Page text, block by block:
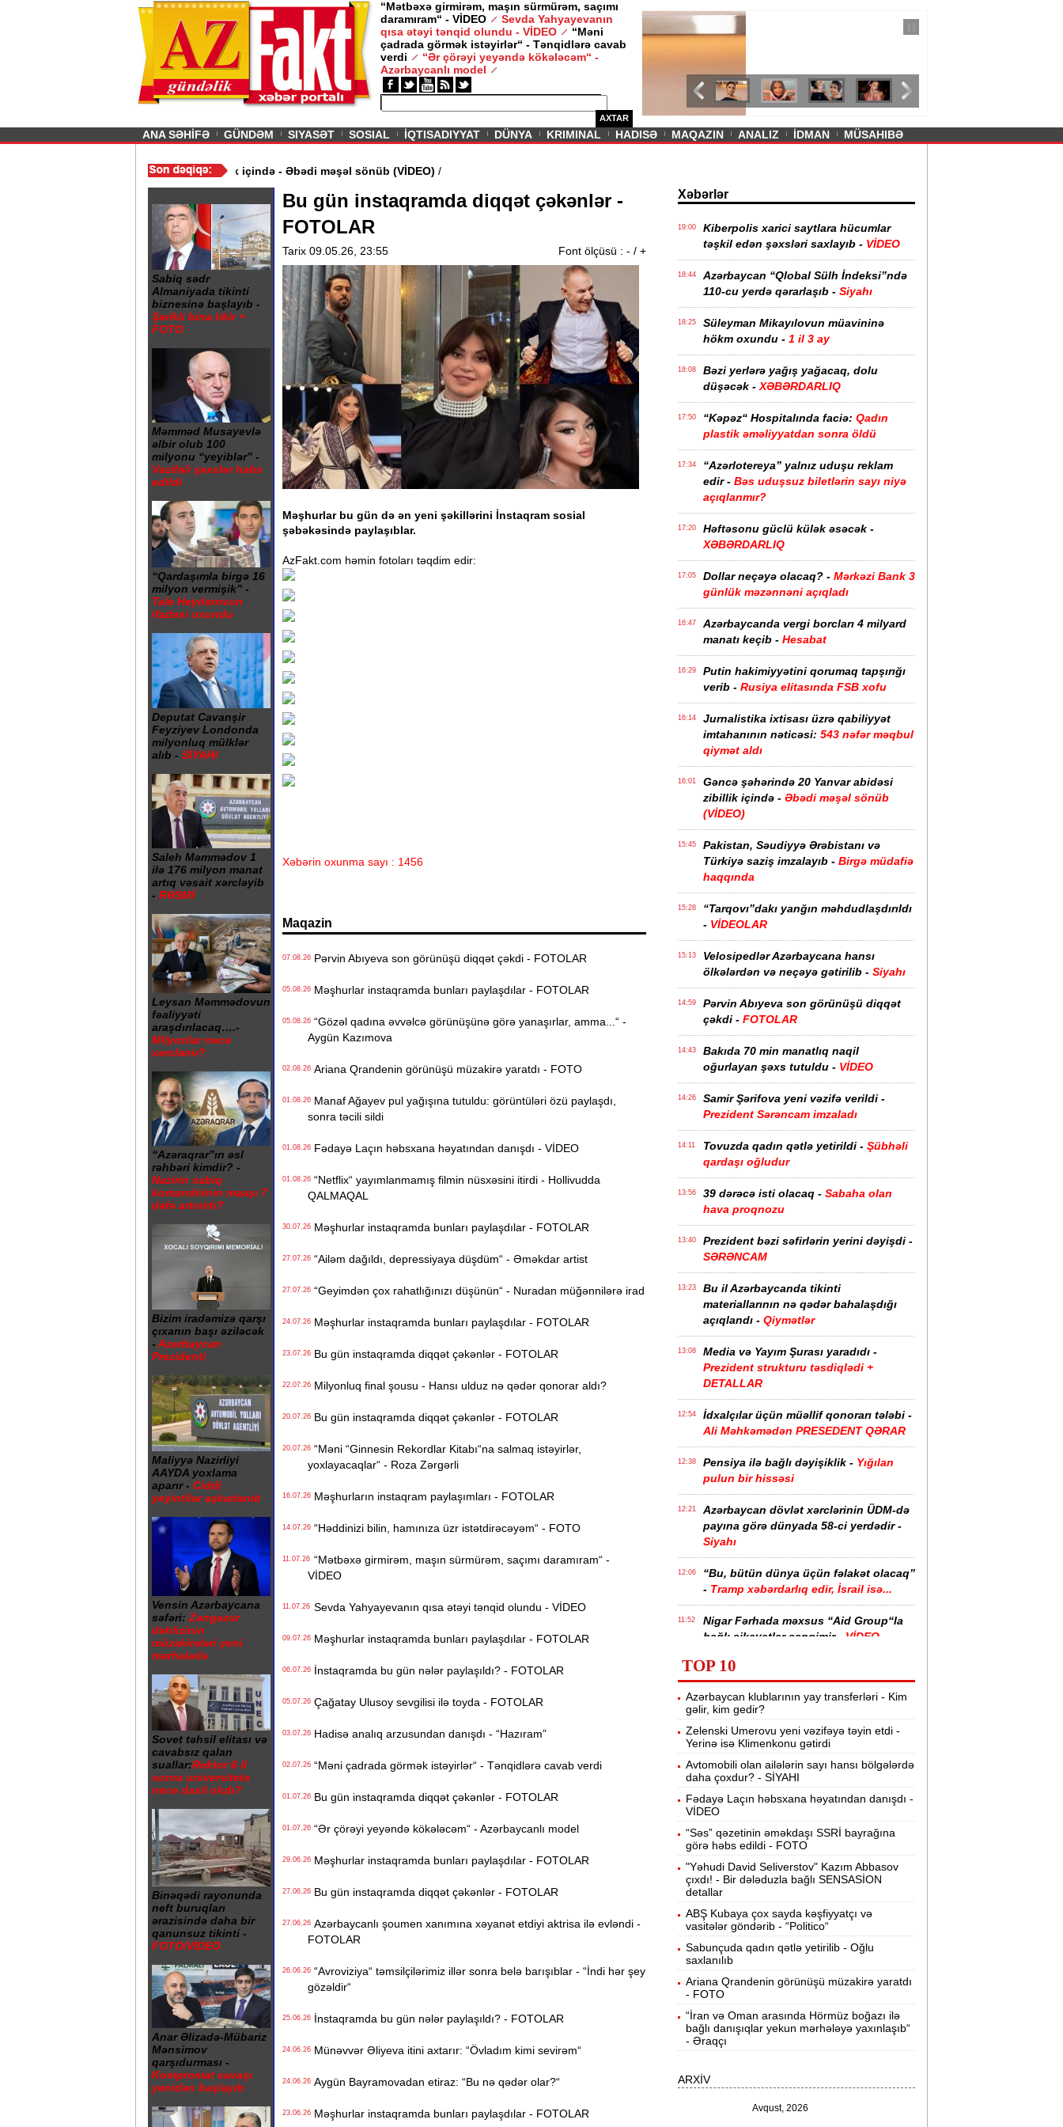
“Mətbəxə girmirəm, maşın sürmürəm, saçımı
daramıram“ - VİDEO
Sevda Yahyayevanın
qısa ətəyi tənqid olundu - VİDEO
“Məni
çadrada görmək istəyirlər“ - Tənqidlərə cavab
verdi
“Ər çörəyi yeyəndə kökələcəm“ -
Azərbaycanlı model
AXTAR
— 11 İyul 2026
Previous
ANA SƏHİFƏ GÜNDƏM SIYASƏT SOSIAL İQTISADIYYAT DÜNYA KRIMINAL HADISƏ MAQAZIN ANALIZ İDMAN MÜSAHIBƏ
Gəncə şəhərində 20 Yanvar abidəsi zibillik içində - Əbədi məşəl sönüb (VİDEO)
Sabiq sədr
Almaniyada tikinti
biznesinə başlayıb -
Şərikli bina tikir +
FOTO
Məmməd Musayevlə
əlbir olub 100
milyonu “yeyiblər” -
Vəzifəli şəxslər həbs
edildi
“Qardaşımla birgə 16
milyon vermişik” -
Tale Heydərovun
ifadəsi oxundu
Deputat Cavanşir
Feyziyev Londonda
milyonluq mülklər
alıb - SİYAHI
Saleh Məmmədov 1
ilə 176 milyon manat
artıq vəsait xərcləyib
- RƏSMİ
Leysan Məmmədovun
fəaliyyəti
araşdırılacaq….-
Milyonlar necə
xərclənir?
“Azəraqrar”ın əsl
rəhbəri kimdir? -
Nazirin sabiq
komandirinin maaşı 7
dəfə artırılıb?
Bizim iradəmizə qarşı
çıxanın başı əziləcək
- Azərbaycan
Prezidenti
Maliyyə Nazirliyi
AAYDA yoxlama
aparır - Ciddi
yeyintilər aşkarlanıb
Vensin Azərbaycana
səfəri: Zəngəzur
dəhlizinin
müzakirələri yeni
mərhələdə
Sovet təhsil elitası və
cavabsız qalan
suallar:Rektor 6 il
sonra universitetə
necə daxil olub?
Binəqədi rayonunda
neft buruqları
ərazisində daha bir
qanunsuz tikinti -
FOTO/VİDEO
Anar Əlizadə-Mübariz
Mənsimov
qarşıdurması -
Kompromat savaşı
yenidən başlayıb
Bu gün instaqramda diqqət çəkənlər -
FOTOLAR
Tarix 09.05.26, 23:55 Font ölçüsü : - / +
Məşhurlar bu gün də ən yeni şəkillərini İnstaqram sosial
şəbəkəsində paylaşıblar.
AzFakt.com həmin fotoları təqdim edir:
Xəbərin oxunma sayı : 1456
Maqazin
07.08.26Pərvin Abıyeva son görünüşü diqqət çəkdi - FOTOLAR
05.08.26Məşhurlar instaqramda bunları paylaşdılar - FOTOLAR
05.08.26“Gözəl qadına əvvəlcə görünüşünə görə yanaşırlar, amma...“ -
Aygün Kazımova
02.08.26Ariana Qrandenin görünüşü müzakirə yaratdı - FOTO
01.08.26Manaf Ağayev pul yağışına tutuldu: görüntüləri özü paylaşdı,
sonra təcili sildi
01.08.26Fədayə Laçın həbsxana həyatından danışdı - VİDEO
01.08.26“Netflix“ yayımlanmamış filmin nüsxəsini itirdi - Hollivudda
QALMAQAL
30.07.26Məşhurlar instaqramda bunları paylaşdılar - FOTOLAR
27.07.26“Ailəm dağıldı, depressiyaya düşdüm“ - Əməkdar artist
27.07.26“Geyimdən çox rahatlığınızı düşünün“ - Nuradan müğənnilərə irad
24.07.26Məşhurlar instaqramda bunları paylaşdılar - FOTOLAR
23.07.26Bu gün instaqramda diqqət çəkənlər - FOTOLAR
22.07.26Milyonluq final şousu - Hansı ulduz nə qədər qonorar aldı?
20.07.26Bu gün instaqramda diqqət çəkənlər - FOTOLAR
20.07.26“Məni “Ginnesin Rekordlar Kitabı“na salmaq istəyirlər,
yoxlayacaqlar“ - Roza Zərgərli
16.07.26Məşhurların instaqram paylaşımları - FOTOLAR
14.07.26“Həddinizi bilin, hamınıza üzr istətdirəcəyəm“ - FOTO
11.07.26“Mətbəxə girmirəm, maşın sürmürəm, saçımı daramıram“ -
VİDEO
11.07.26Sevda Yahyayevanın qısa ətəyi tənqid olundu - VİDEO
09.07.26Məşhurlar instaqramda bunları paylaşdılar - FOTOLAR
06.07.26İnstaqramda bu gün nələr paylaşıldı? - FOTOLAR
05.07.26Çağatay Ulusoy sevgilisi ilə toyda - FOTOLAR
03.07.26Hadisə analıq arzusundan danışdı - “Hazıram”
02.07.26“Məni çadrada görmək istəyirlər“ - Tənqidlərə cavab verdi
01.07.26Bu gün instaqramda diqqət çəkənlər - FOTOLAR
01.07.26“Ər çörəyi yeyəndə kökələcəm“ - Azərbaycanlı model
29.06.26Məşhurlar instaqramda bunları paylaşdılar - FOTOLAR
27.06.26Bu gün instaqramda diqqət çəkənlər - FOTOLAR
27.06.26Azərbaycanlı şoumen xanımına xəyanət etdiyi aktrisa ilə evləndi -
FOTOLAR
26.06.26“Avroviziya“ təmsilçilərimiz illər sonra belə barışıblar - “İndi hər şey
gözəldir“
25.06.26İnstaqramda bu gün nələr paylaşıldı? - FOTOLAR
24.06.26Münəvvər Əliyeva itini axtarır: “Övladım kimi sevirəm“
24.06.26Aygün Bayramovadan etiraz: “Bu nə qədər olar?“
23.06.26Məşhurlar instaqramda bunları paylaşdılar - FOTOLAR
Xəbərlər
19:00
Kiberpolis xarici saytlara hücumlar
təşkil edən şəxsləri saxlayıb - VİDEO
18:44
Azərbaycan “Qlobal Sülh İndeksi”ndə
110-cu yerdə qərarlaşıb - Siyahı
18:25
Süleyman Mikayılovun müavininə
hökm oxundu - 1 il 3 ay
18:08
Bəzi yerlərə yağış yağacaq, dolu
düşəcək - XƏBƏRDARLIQ
17:50 “Kəpəz“ Hospitalında faciə: Qadın
plastik əməliyyatdan sonra öldü
17:34
“Azərlotereya” yalnız uduşu reklam
edir - Bəs uduşsuz biletlərin sayı niyə
açıqlanmır?
17:20
Həftəsonu güclü külək əsəcək -
XƏBƏRDARLIQ
17:05 Dollar neçəyə olacaq? - Mərkəzi Bank 3
günlük məzənnəni açıqladı
16:47
Azərbaycanda vergi borcları 4 milyard
manatı keçib - Hesabat
16:29
Putin hakimiyyətini qorumaq tapşırığı
verib - Rusiya elitasında FSB xofu
16:14
Jurnalistika ixtisası üzrə qabiliyyət
imtahanının nəticəsi: 543 nəfər məqbul
qiymət aldı
16:01
Gəncə şəhərində 20 Yanvar abidəsi
zibillik içində - Əbədi məşəl sönüb
(VİDEO)
15:45
Pakistan, Səudiyyə Ərəbistanı və
Türkiyə saziş imzalayıb - Birgə müdafiə
haqqında
15:28
“Tarqovı”dakı yanğın məhdudlaşdırıldı
- VİDEOLAR
15:13
Velosipedlər Azərbaycana hansı
ölkələrdən və neçəyə gətirilib - Siyahı
14:59
Pərvin Abıyeva son görünüşü diqqət
çəkdi - FOTOLAR
14:43
Bakıda 70 min manatlıq naqil
oğurlayan şəxs tutuldu - VİDEO
14:26
Samir Şərifova yeni vəzifə verildi -
Prezident Sərəncam imzaladı
14:11 Tovuzda qadın qətlə yetirildi - Şübhəli
qardaşı oğludur
13:56 39 dərəcə isti olacaq - Sabaha olan
hava proqnozu
13:40
Prezident bəzi səfirlərin yerini dəyişdi -
SƏRƏNCAM
13:23
Bu il Azərbaycanda tikinti
materiallarının nə qədər bahalaşdığı
açıqlandı - Qiymətlər
13:08
Media və Yayım Şurası yaradıdı -
Prezident strukturu təsdiqlədi +
DETALLAR
12:54
İdxalçılar üçün müəllif qonorarı tələbi -
Ali Məhkəmədən PRESEDENT QƏRAR
12:38 Pensiya ilə bağlı dəyişiklik - Yığılan
pulun bir hissəsi
12:21
Azərbaycan dövlət xərclərinin ÜDM-də
payına görə dünyada 58-ci yerdədir -
Siyahı
12:06
“Bu, bütün dünya üçün fəlakət olacaq”
- Tramp xəbərdarlıq edir, İsrail isə...
11:52
Nigar Fərhada məxsus “Aid Group“la
bağlı şikayətlər səngimir - VİDEO
11:36
Əhalimizin yarısı bu xəstəlikdən
əziyyət çəkir -Səbəb
11:19
Azərbaycanda işçi axtarılır -
Əməkhaqqı 10 min manatdır
11:04
Kartdan istədiyiniz qədər köçürmə edə
bilərsiniz -VİDEO
10:50
Ər-arvadın yanaraq ölməsinə görə
həbs edilən var - Evdən 15 min də
oğurlanıb
10:34
Azərbaycanda icra başçısı olmayan
rayonlar -
Bağlanan universitetin müəllimləri
narazıdır -İşsiz qalıblar
10:02 Pakistanda leysan yağışları -150-dən
çox insan ölüb
9:48
II Qaregin məhkəmə qarşısına çıxarılır -
Ermənistan tarixində ilk
gözlənilir“ -
Ən çox çörək və ət yeyən bölgələr -
TOP 10
Azərbaycan klublarının yay transferləri - Kim
gəlir, kim gedir?
Zelenski Umerovu yeni vəzifəyə təyin etdi -
Yerinə isə Klimenkonu gətirdi
Avtomobili olan ailələrin sayı hansı bölgələrdə
daha çoxdur? - SİYAHI
Fədayə Laçın həbsxana həyatından danışdı -
VİDEO
“Səs” qəzetinin əməkdaşı SSRİ bayrağına
görə həbs edildi - FOTO
"Yəhudi David Seliverstov" Kazım Abbasov
çıxdı! - Bir dələduzla bağlı SENSASİON
detallar
ABŞ Kubaya çox sayda kəşfiyyatçı və
vasitələr göndərib - “Politico“
Sabunçuda qadın qətlə yetirilib - Oğlu
saxlanılıb
Ariana Qrandenin görünüşü müzakirə yaratdı
- FOTO
“İran və Oman arasında Hörmüz boğazı ilə
bağlı danışıqlar yekun mərhələyə yaxınlaşıb“
- Əraqçı
ARXİV
Avqust, 2026